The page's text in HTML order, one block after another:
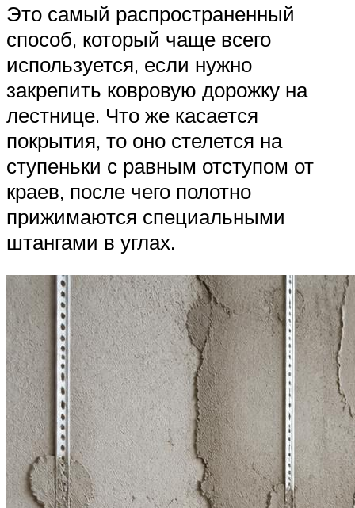
Это самый распространенный
способ, который чаще всего
используется, если нужно
закрепить ковровую дорожку на
лестнице. Что же касается
покрытия, то оно стелется на
ступеньки с равным отступом от
краев, после чего полотно
прижимаются специальными
штангами в углах.